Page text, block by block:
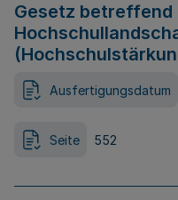
Gesetz betreffend
Ausfertigungsdatum
Seite 552